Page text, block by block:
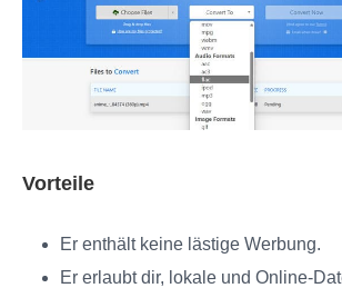
Vorteile
Er enthält keine lästige Werbung.
Er erlaubt dir, lokale und Online-